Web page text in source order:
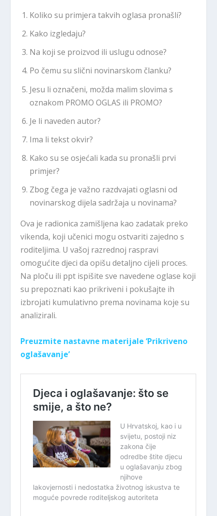
Koliko su primjera takvih oglasa pronašli?
Kako izgledaju?
Na koji se proizvod ili uslugu odnose?
Po čemu su slični novinarskom članku?
Jesu li označeni, možda malim slovima s
oznakom PROMO OGLAS ili PROMO?
Je li naveden autor?
Ima li tekst okvir?
Kako su se osjećali kada su pronašli prvi
primjer?
Zbog čega je važno razdvajati oglasni od
novinarskog dijela sadržaja u novinama?
Ova je radionica zamišljena kao zadatak preko
vikenda, koji učenici mogu ostvariti zajedno s
roditeljima. U vašoj razrednoj raspravi
omogućite djeci da opišu detaljno cijeli proces.
Na ploču ili ppt ispišite sve navedene oglase koji
su prepoznati kao prikriveni i pokušajte ih
izbrojati kumulativno prema novinama koje su
analizirali.
Preuzmite nastavne materijale ‘Prikriveno
oglašavanje’